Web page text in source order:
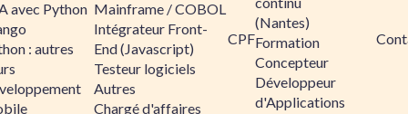
avec Python
: autres
Mainframe / COBOL
Intégrateur Front-
End (Javascript)
Testeur logiciels
Autres
Chargé d'affaires
CPF
(Nantes)
Formation
Concepteur
Développeur
d'Applications